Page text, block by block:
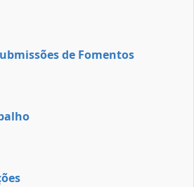
de Fomentos